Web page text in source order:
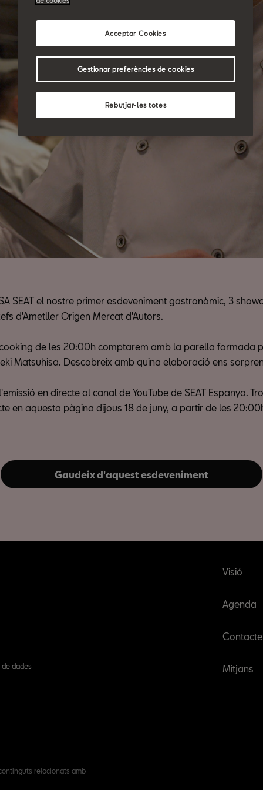
SEAT el nostre primer esdeveniment gastronòmic, 3
d'Ametller Origen Mercat d'Autors.
de les 20:00h comptarem amb la parella formada
Matsuhisa. Descobreix amb quina elaboració ens
en directe al canal de YouTube de SEAT Espanya.
en aquesta pàgina dijous 18 de juny, a partir de les
Gaudeix d'aquest esdeveniment
dades
relacionats amb
Visió
Agenda
Contacte
Mitjans
Rebutjar-les totes
Acceptar Cookies
Gestionar preferències de cookies